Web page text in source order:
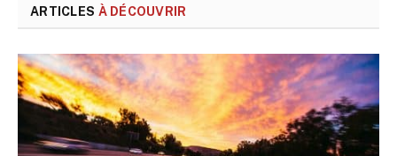
ARTICLES À DÉCOUVRIR